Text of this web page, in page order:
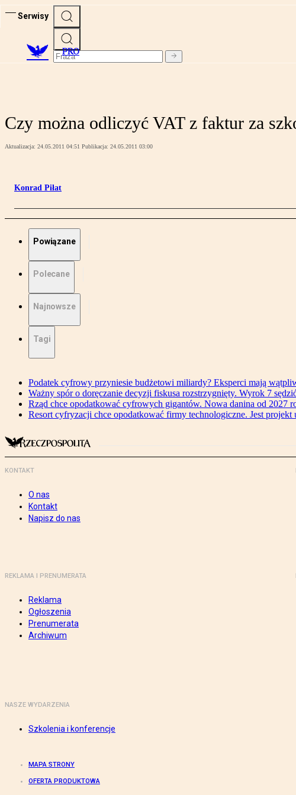
Serwisy
PRO
Czy można odliczyć VAT z faktur za
Aktualizacja: 24.05.2011 04:51 Publikacja: 24.05.2011 03:00
Konrad Piłat
Powiązane
Polecane
Najnowsze
Tagi
Podatek cyfrowy przyniesie budżetowi miliardy? Eksperci mają
Ważny spór o doręczanie decyzji fiskusa rozstrzygnięty. Wyrok 7
Rząd chce opodatkować cyfrowych gigantów. Nowa danina od 2027
Resort cyfryzacji chce opodatkować firmy technologiczne. Jest projekt
KONTAKT
O nas
Kontakt
Napisz do nas
REKLAMA I PRENUMERATA
Reklama
Ogłoszenia
Prenumerata
Archiwum
NASZE WYDARZENIA
Szkolenia i konferencje
MAPA STRONY
OFERTA PRODUKTOWA